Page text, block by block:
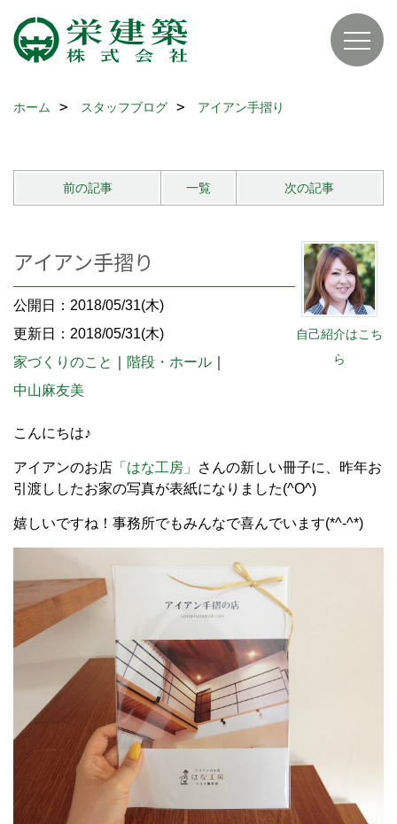
ホーム スタッフブログ アイアン手摺り
前の記事 一覧 次の記事
自己紹介はこち
ら
アイアン手摺り
公開日：2018/05/31(木)
更新日：2018/05/31(木)
家づくりのこと
階段・ホール
中山麻友美
こんにちは♪
アイアンのお店 「はな工房」
さんの新しい冊子に、昨年お
引渡ししたお家の写真が表紙になりました(^O^)
嬉しいですね！事務所でもみんなで喜んでいます(*^-^*)